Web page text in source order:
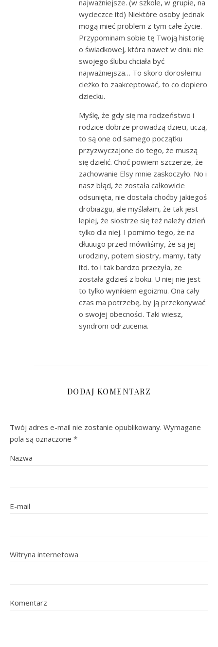
najważniejsze. (w szkole, w grupie, na
wycieczce itd) Niektóre osoby jednak
mogą mieć problem z tym całe życie.
Przypominam sobie tę Twoją historię
o świadkowej, która nawet w dniu nie
swojego ślubu chciała być
najważniejsza… To skoro dorosłemu
cieżko to zaakceptować, to co dopiero
dziecku.
Myślę, że gdy się ma rodzeństwo i
rodzice dobrze prowadzą dzieci, uczą,
to są one od samego początku
przyzwyczajone do tego, że muszą
się dzielić. Choć powiem szczerze, że
zachowanie Elsy mnie zaskoczyło. No i
nasz błąd, że została całkowicie
odsunięta, nie dostała choćby jakiegoś
drobiazgu, ale myślałam, że tak jest
lepiej, że siostrze się też należy dzień
tylko dla niej. I pomimo tego, że na
dłuuugo przed mówiliśmy, że są jej
urodziny, potem siostry, mamy, taty
itd. to i tak bardzo przeżyła, że
została gdzieś z boku. U niej nie jest
to tylko wynikiem egoizmu. Ona cały
czas ma potrzebę, by ją przekonywać
o swojej obecności. Taki wiesz,
syndrom odrzucenia.
DODAJ KOMENTARZ
Twój adres e-mail nie zostanie opublikowany. Wymagane
pola są oznaczone *
Nazwa
E-mail
Witryna internetowa
Komentarz